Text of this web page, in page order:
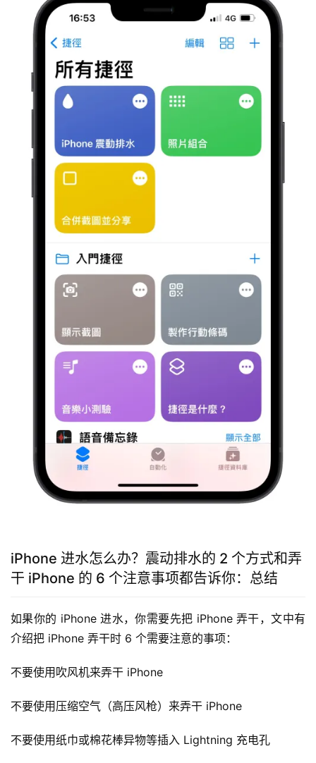
iPhone 进水怎么办？震动排水的 2 个方式和弄
干 iPhone 的 6 个注意事项都告诉你：总结
如果你的 iPhone 进水，你需要先把 iPhone 弄干，文中有
介绍把 iPhone 弄干时 6 个需要注意的事项：
不要使用吹风机来弄干 iPhone
不要使用压缩空气（高压风枪）来弄干 iPhone
不要使用纸巾或棉花棒异物等插入 Lightning 充电孔